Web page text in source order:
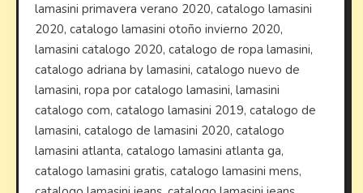
lamasini primavera verano 2020, catalogo lamasini
2020, catalogo lamasini otoño invierno 2020,
lamasini catalogo 2020, catalogo de ropa lamasini,
catalogo adriana by lamasini, catalogo nuevo de
lamasini, ropa por catalogo lamasini, lamasini
catalogo com, catalogo lamasini 2019, catalogo de
lamasini, catalogo de lamasini 2020, catalogo
lamasini atlanta, catalogo lamasini atlanta ga,
catalogo lamasini gratis, catalogo lamasini mens,